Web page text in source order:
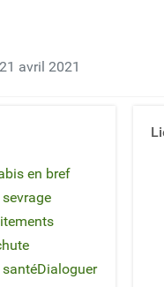
avril 2021
en bref
santéDialoguer